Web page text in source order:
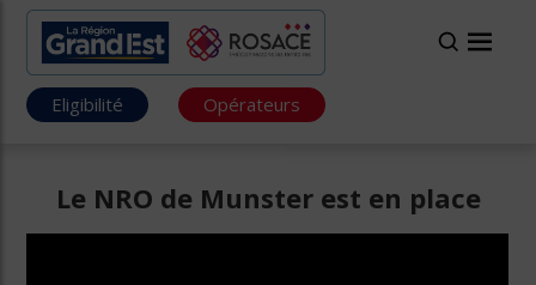
Eligibilité Opérateurs
Le NRO de Munster est en place